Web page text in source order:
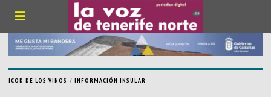
ICOD DE LOS VINOS / INFORMACIÓN INSULAR